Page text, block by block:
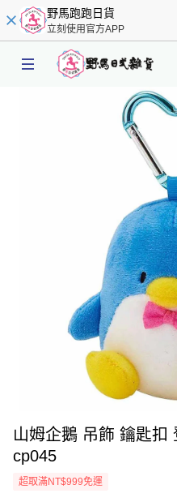
野馬跑跑日貨
立刻使用官方APP
山姆企鵝 吊飾 鑰匙扣
cp045
超取滿NT$999免運